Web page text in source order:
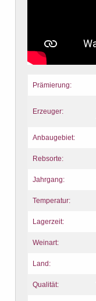
Prämierung:
Erzeuger:
Anbaugebiet:
Rebsorte:
Jahrgang:
Temperatur:
Lagerzeit:
Weinart:
Land:
Qualität: